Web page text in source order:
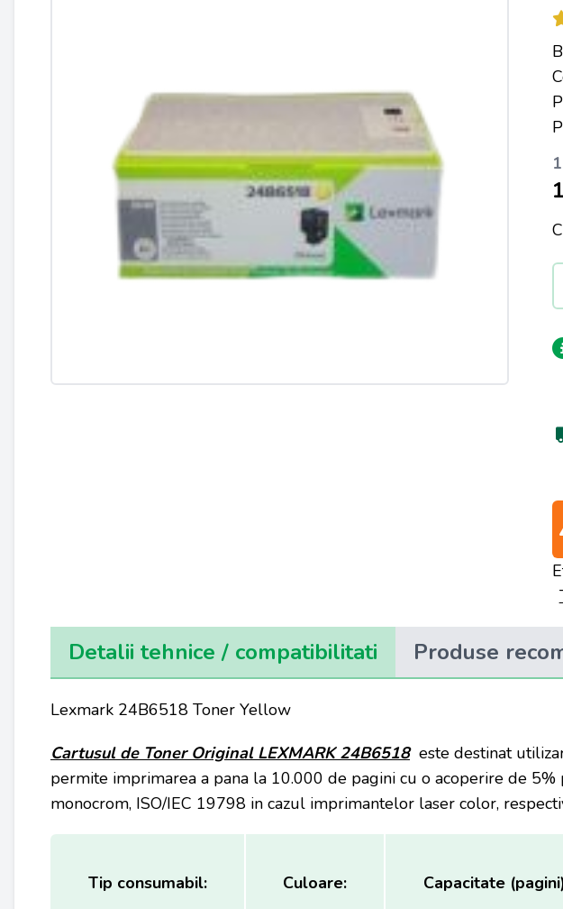
Detalii tehnice / compatibilitati Produse
Lexmark 24B6518 Toner Yellow
Cartusul de Toner Original LEXMARK 24B6518 este destinat
permite imprimarea a pana la 10.000 de pagini cu o acoperire de
monocrom, ISO/IEC 19798 in cazul imprimantelor laser color,
Tip consumabil: Culoare: Capacitate